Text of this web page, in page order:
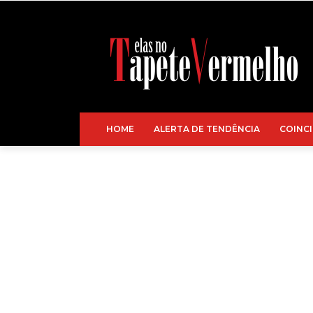
HOME ALERTA DE TENDÊNCIA